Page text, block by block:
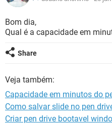
GUIA DE COMPRAS
INSTAGRAM
GUIA DE COMPRAS
CELULAR
OUTLOOK
JOGOS
CELULAR
OUTLOOK
GUIA DE COMPRAS
Bom dia,
Qual é a capacidade em
Share
Veja também:
Capacidade em minutos do
Como salvar slide no pen
Criar pen drive bootavel